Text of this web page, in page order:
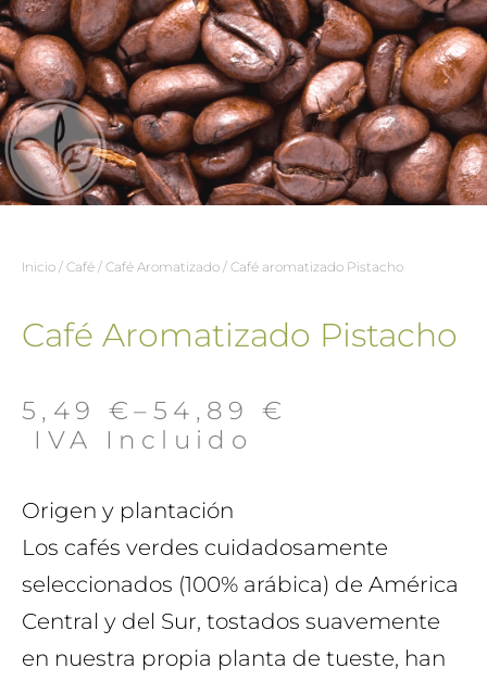
Inicio / Café / Café Aromatizado / Café aromatizado Pistacho
Café Aromatizado Pistacho
5,49 €– 54,89€
IVA Incluido
Origen y plantación
Los cafés verdes cuidadosamente
seleccionados (100% arábica) de América
Central y del Sur, tostados suavemente
en nuestra propia planta de tueste, han